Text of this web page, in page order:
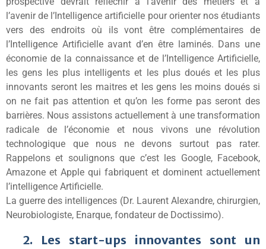
l’avenir de l’Intelligence artificielle pour orienter nos étudiants
vers des endroits où ils vont être complémentaires de
l’Intelligence Artificielle avant d’en être laminés. Dans une
économie de la connaissance et de l’Intelligence Artificielle,
les gens les plus intelligents et les plus doués et les plus
innovants seront les maitres et les gens les moins doués si
on ne fait pas attention et qu’on les forme pas seront des
barrières. Nous assistons actuellement à une transformation
radicale de l’économie et nous vivons une révolution
technologique que nous ne devons surtout pas rater.
Rappelons et soulignons que c’est les Google, Facebook,
Amazone et Apple qui fabriquent et dominent actuellement
l’intelligence Artificielle.
La guerre des intelligences (Dr. Laurent Alexandre, chirurgien,
Neurobiologiste, Enarque, fondateur de Doctissimo).
2. Les start-ups innovantes sont un